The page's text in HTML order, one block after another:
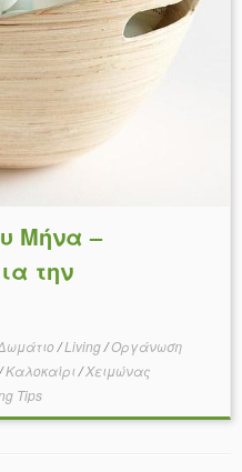
Μήνα –
την
/Living/Οργάνωση
/Καλοκαίρι /Χειμώνας
Tips